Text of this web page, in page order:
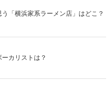
「横浜家系ラーメン店」はどこ？
カリストは？